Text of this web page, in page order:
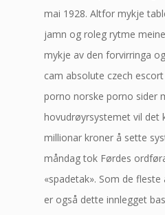
mai 1928. Altfor mykje
jamn og roleg rytme
mykje av den forvirringa
cam absolute czech
porno norske porno sider
hovudrøyrsystemet vil det
millionar kroner å sette
måndag tok Førdes
«spadetak». Som de
er også dette innlegget